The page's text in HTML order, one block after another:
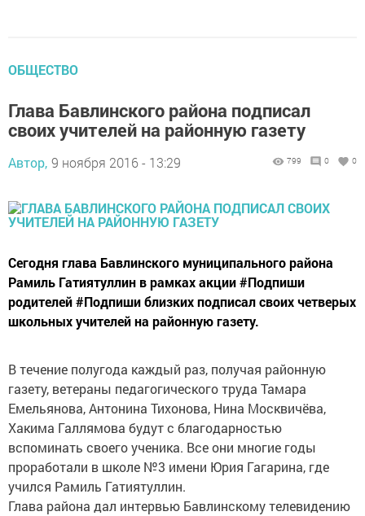
ОБЩЕСТВО
Глава Бавлинского района подписал
своих учителей на районную газету
Автор, 9 ноября 2016 - 13:29 799 0 0
Сегодня глава Бавлинского муниципального района
Рамиль Гатиятуллин в рамках акции #Подпиши
родителей #Подпиши близких подписал своих четверых
школьных учителей на районную газету.
В течение полугода каждый раз, получая районную
газету, ветераны педагогического труда Тамара
Емельянова, Антонина Тихонова, Нина Москвичёва,
Хакима Галлямова будут с благодарностью
вспоминать своего ученика. Все они многие годы
проработали в школе №3 имени Юрия Гагарина, где
учился Рамиль Гатиятуллин.
Глава района дал интервью Бавлинскому телевидению